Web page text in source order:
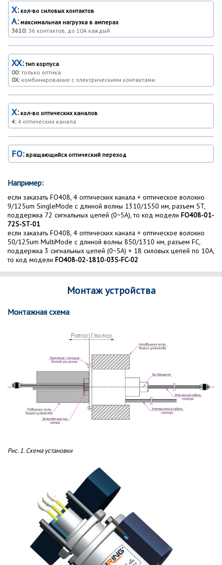
X: кол-во силовых контактов
A: максимальная нагрузка в амперах
3610: 36 контактов, до 10A каждый
XX:тип корпуса
00: только оптика
0X: комбинирование с электрическими контактами
X:кол-во оптических каналов
4: 4 оптических канала
FO:вращающийся оптический переход
Например:
если заказать FO408, 4 оптических канала + оптическое волокно
9/125um SingleMode с длиной волны 1310/1550 нм, разъем ST,
поддержка 72 сигнальных цепей (0~5A), то код модели FO408-01-
72S-ST-01
если заказать FO408, 4 оптических канала + оптическое волокно
50/125um MultiMode с длиной волны 850/1310 нм, разъем FC,
поддержка 3 сигнальных цепей (0~5A) + 18 силовых цепей по 10A,
то код модели FO408-02-1810-03S-FC-02
Монтаж устройства
Монтажная схема
Рис. 1. Схема установки